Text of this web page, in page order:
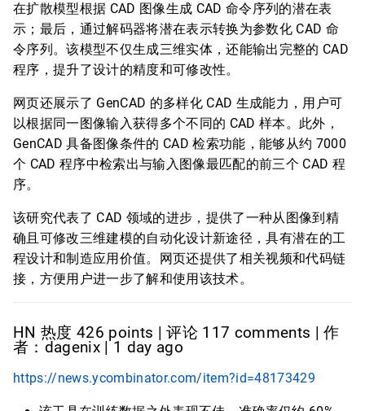
在扩散模型根据 CAD 图像生成 CAD 命令序列的潜在表
示；最后，通过解码器将潜在表示转换为参数化 CAD 命
令序列。该模型不仅生成三维实体，还能输出完整的 CAD
程序，提升了设计的精度和可修改性。
网页还展示了 GenCAD 的多样化 CAD 生成能力，用户可
以根据同一图像输入获得多个不同的 CAD 样本。此外，
GenCAD 具备图像条件的 CAD 检索功能，能够从约 7000
个 CAD 程序中检索出与输入图像最匹配的前三个 CAD 程
序。
该研究代表了 CAD 领域的进步，提供了一种从图像到精
确且可修改三维建模的自动化设计新途径，具有潜在的工
程设计和制造应用价值。网页还提供了相关视频和代码链
接，方便用户进一步了解和使用该技术。
HN 热度 426 points | 评论 117 comments | 作
者：dagenix | 1 day ago
https://news.ycombinator.com/item?id=48173429